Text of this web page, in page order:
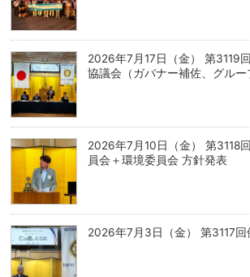
2026年7月17日（金） 第3119
協議会（ガバナー補佐、グルー
2026年7月10日（金） 第3118
員会＋環境委員会 方針発表
2026年7月3日（金） 第3117